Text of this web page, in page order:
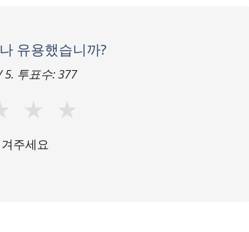
유용했습니까?
투표수:377
★ ★
주세요